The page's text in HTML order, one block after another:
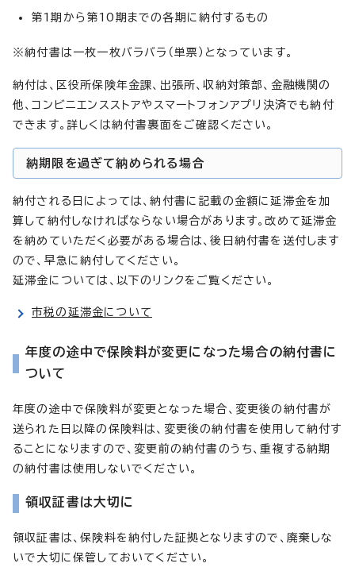
第1期から第10期までの各期に納付するもの
※納付書は一枚一枚バラバラ（単票）となっています。
納付は、区役所保険年金課、出張所、収納対策部、金融機関の
他、コンビニエンスストアやスマートフォンアプリ決済でも納付
できます。詳しくは納付書裏面をご確認ください。
納期限を過ぎて納められる場合
納付される日によっては、納付書に記載の金額に延滞金を加
算して納付しなければならない場合があります。改めて延滞金
を納めていただく必要がある場合は、後日納付書を送付します
ので、早急に納付してください。
延滞金については、以下のリンクをご覧ください。
市税の延滞金について
年度の途中で保険料が変更になった場合の納付書に
ついて
年度の途中で保険料が変更となった場合、変更後の納付書が
送られた日以降の保険料は、変更後の納付書を使用して納付す
ることになりますので、変更前の納付書のうち、重複する納期
の納付書は使用しないでください。
領収証書は大切に
領収証書は、保険料を納付した証拠となりますので、廃棄しな
いで大切に保管しておいてください。